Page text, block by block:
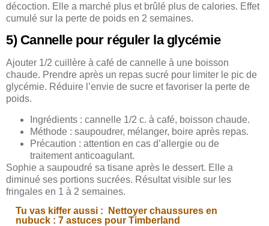
décoction. Elle a marché plus et brûlé plus de calories. Effet
cumulé sur la perte de poids en 2 semaines.
5) Cannelle pour réguler la glycémie
Ajouter 1/2 cuillère à café de cannelle à une boisson
chaude. Prendre après un repas sucré pour limiter le pic de
glycémie. Réduire l’envie de sucre et favoriser la perte de
poids.
Ingrédients : cannelle 1/2 c. à café, boisson chaude.
Méthode : saupoudrer, mélanger, boire après repas.
Précaution : attention en cas d’allergie ou de
traitement anticoagulant.
Sophie a saupoudré sa tisane après le dessert. Elle a
diminué ses portions sucrées. Résultat visible sur les
fringales en 1 à 2 semaines.
Tu vas kiffer aussi :
Nettoyer chaussures en
nubuck : 7 astuces pour Timberland